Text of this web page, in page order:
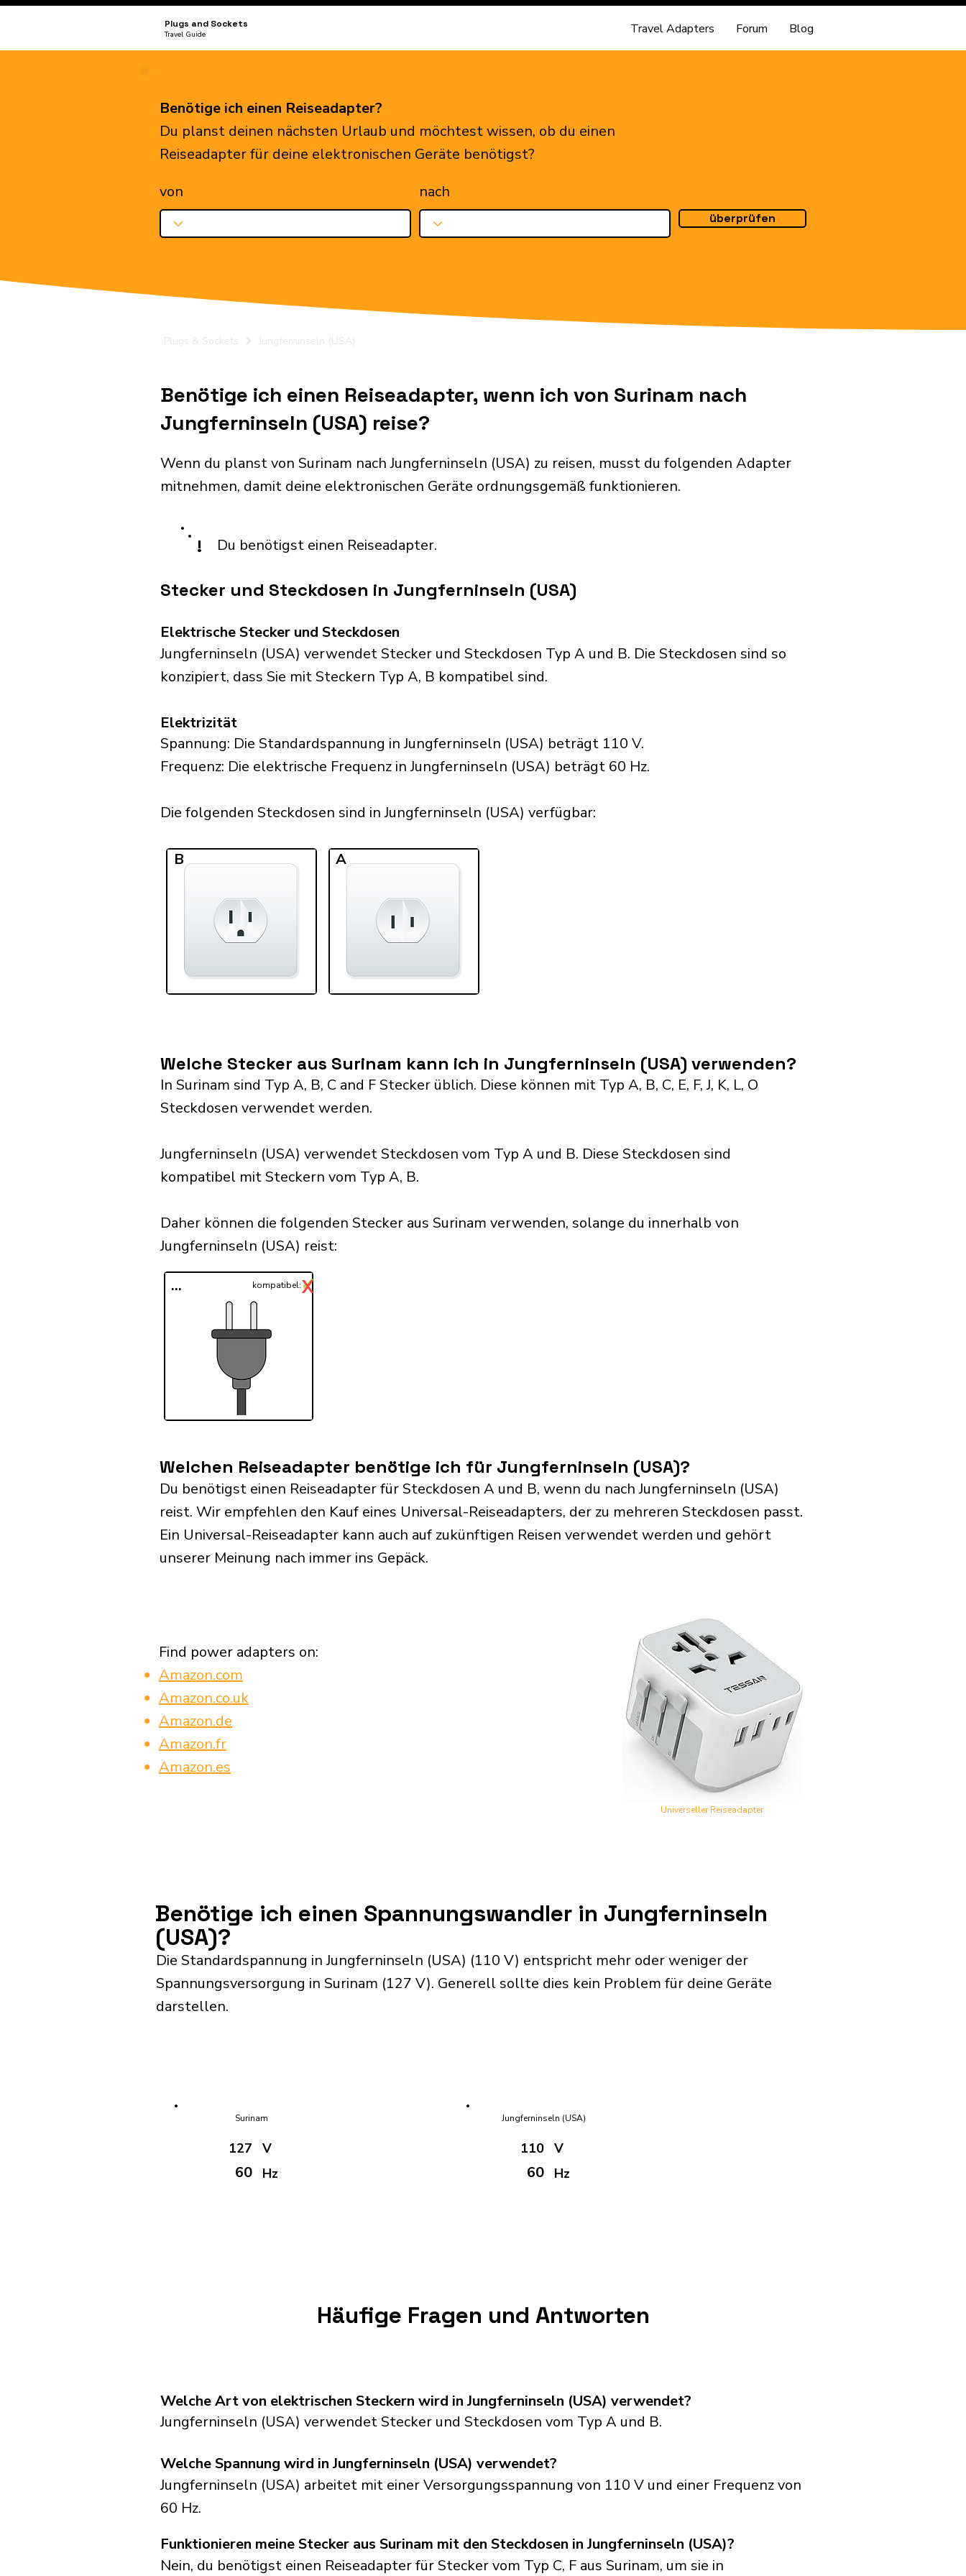
Plugs and Sockets
Travel Guide Travel Adapters Forum Blog
Benötige ich einen Reiseadapter?
Du planst deinen nächsten Urlaub und möchtest wissen, ob du einen
Reiseadapter für deine elektronischen Geräte benötigst?
von
nach
überprüfen
Plugs & Sockets Jungferninseln (USA)
Benötige ich einen Reiseadapter, wenn ich von Surinam nach
Jungferninseln (USA) reise?
Wenn du planst von Surinam nach Jungferninseln (USA) zu reisen, musst du folgenden Adapter
mitnehmen, damit deine elektronischen Geräte ordnungsgemäß funktionieren.
! Du benötigst einen Reiseadapter.
Stecker und Steckdosen in Jungferninseln (USA)
Elektrische Stecker und Steckdosen
Jungferninseln (USA) verwendet Stecker und Steckdosen Typ A und B. Die Steckdosen sind so
konzipiert, dass Sie mit Steckern Typ A, B kompatibel sind.
Elektrizität
Spannung: Die Standardspannung in Jungferninseln (USA) beträgt 110 V.
Frequenz: Die elektrische Frequenz in Jungferninseln (USA) beträgt 60 Hz.
Die folgenden Steckdosen sind in Jungferninseln (USA) verfügbar:​
B A
Welche Stecker aus Surinam kann ich in Jungferninseln (USA) verwenden?
In Surinam sind Typ A, B, C and F Stecker üblich. Diese können mit Typ A, B, C, E, F, J, K, L, O
Steckdosen verwendet werden.
Jungferninseln (USA) verwendet Steckdosen vom Typ A und B. Diese Steckdosen sind
kompatibel mit Steckern vom Typ A, B.
Daher können die folgenden Stecker aus Surinam verwenden, solange du innerhalb von
Jungferninseln (USA) reist:​
... ✓
kompatibel:X
Welchen Reiseadapter benötige ich für Jungferninseln (USA)?
Du benötigst einen Reiseadapter für Steckdosen A und B, wenn du nach Jungferninseln (USA)
reist. Wir empfehlen den Kauf eines Universal-Reiseadapters, der zu mehreren Steckdosen passt.
Ein Universal-Reiseadapter kann auch auf zukünftigen Reisen verwendet werden und gehört
unserer Meinung nach immer ins Gepäck.
Find power adapters on:
Amazon.com
Amazon.co.uk
Amazon.de
Amazon.fr
Amazon.es
Universeller Reiseadapter
Benötige ich einen Spannungswandler in Jungferninseln
(USA)?
Die Standardspannung in Jungferninseln (USA) (110 V) entspricht mehr oder weniger der
Spannungsversorgung in Surinam (127 V). Generell sollte dies kein Problem für deine Geräte
darstellen.
Surinam
127
60
V
Hz
Jungferninseln (USA)
110
60
V
Hz
Häufige Fragen und Antworten
Welche Art von elektrischen Steckern wird in Jungferninseln (USA) verwendet?
Jungferninseln (USA) verwendet Stecker und Steckdosen vom Typ A und B.
Welche Spannung wird in Jungferninseln (USA) verwendet?
Jungferninseln (USA) arbeitet mit einer Versorgungsspannung von 110 V und einer Frequenz von
60 Hz.
Funktionieren meine Stecker aus Surinam mit den Steckdosen in Jungferninseln (USA)?
Nein, du benötigst einen Reiseadapter für Stecker vom Typ C, F aus Surinam, um sie in